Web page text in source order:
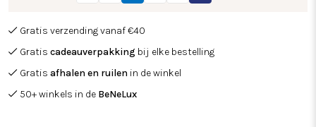
Gratis verzending vanaf €40
Gratis cadeauverpakking bij elke bestelling
Gratis afhalen en ruilen in de winkel
50+ winkels in de BeNeLux